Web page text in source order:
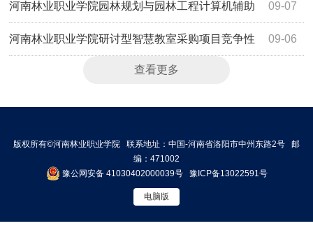
公告 09-07
河南林业职业学院园林规划与园林工程计算机辅助
设计室项目-竞争性磋商公告 09-06
河南林业职业学院研讨型智慧教室采购项目竞争性
查看更多
版权所有©河南林业职业学院 联系地址：中国-河南省洛阳市中州东路2号 邮
编：471002
豫公网安备 41030402000039号
豫ICP备13022591号
电脑版